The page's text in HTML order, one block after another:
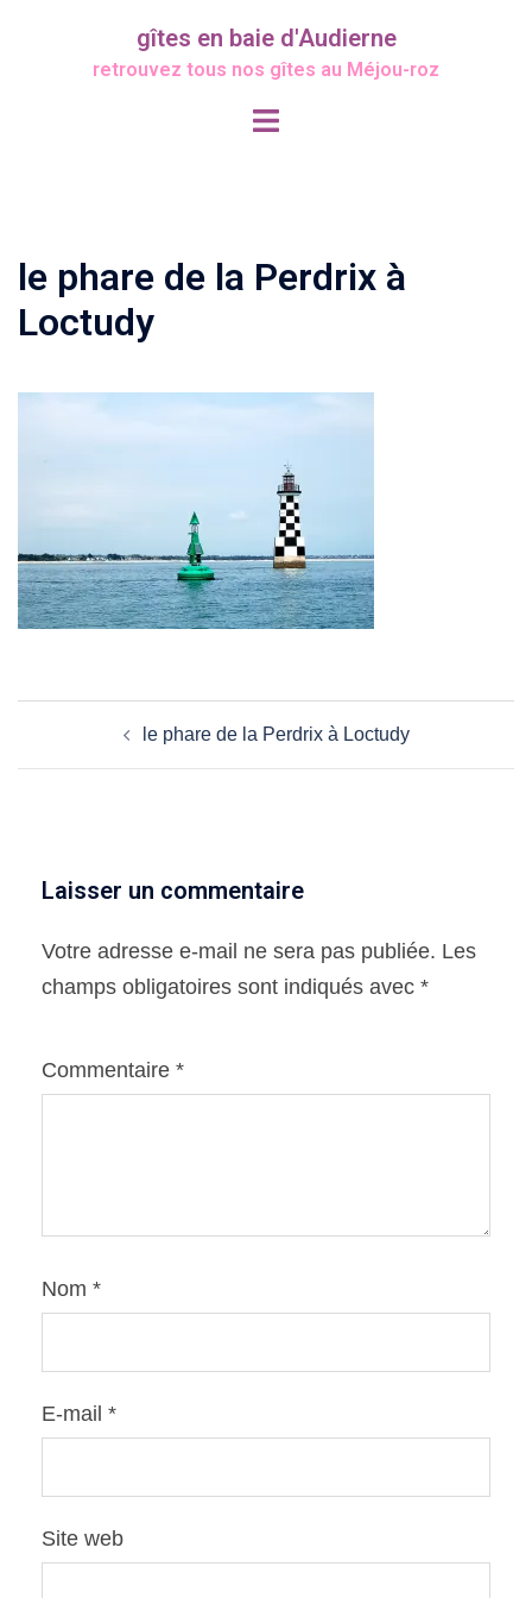
gîtes en baie d'Audierne
retrouvez tous nos gîtes au Méjou-roz
Ouvrir/fermer
le phare de la Perdrix à
Loctudy
le phare de la Perdrix à Loctudy
Laisser un commentaire
Votre adresse e-mail ne sera pas publiée. Les
champs obligatoires sont indiqués avec *
Commentaire *
Nom *
E-mail *
Site web